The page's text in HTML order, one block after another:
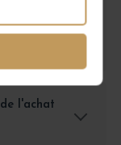
Cru
l'achat